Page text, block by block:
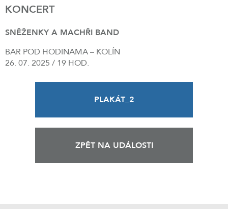
KONCERT
SNĚŽENKY A MACHŘI BAND
BAR POD HODINAMA – KOLÍN
26. 07. 2025 / 19 HOD.
PLAKÁT_2
ZPĚT NA UDÁLOSTI